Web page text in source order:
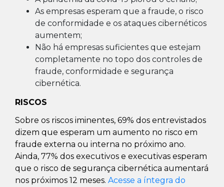
As empresas esperam que a fraude, o risco
de conformidade e os ataques cibernéticos
aumentem;
Não há empresas suficientes que estejam
completamente no topo dos controles de
fraude, conformidade e segurança
cibernética.
RISCOS
Sobre os riscos iminentes, 69% dos entrevistados
dizem que esperam um aumento no risco em
fraude externa ou interna no próximo ano.
Ainda, 77% dos executivos e executivas esperam
que o risco de segurança cibernética aumentará
nos próximos 12 meses. Acesse a íntegra do